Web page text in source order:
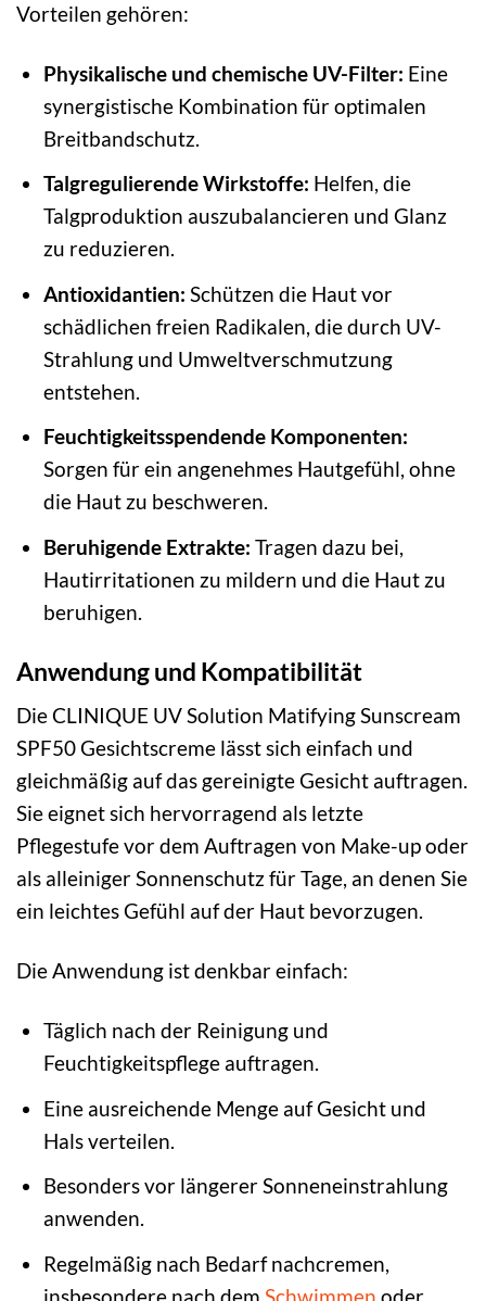
Vorteilen gehören:
Physikalische und chemische UV-Filter: Eine
synergistische Kombination für optimalen
Breitbandschutz.
Talgregulierende Wirkstoffe: Helfen, die
Talgproduktion auszubalancieren und Glanz
zu reduzieren.
Antioxidantien: Schützen die Haut vor
schädlichen freien Radikalen, die durch UV-
Strahlung und Umweltverschmutzung
entstehen.
Feuchtigkeitsspendende Komponenten:
Sorgen für ein angenehmes Hautgefühl, ohne
die Haut zu beschweren.
Beruhigende Extrakte: Tragen dazu bei,
Hautirritationen zu mildern und die Haut zu
beruhigen.
Anwendung und Kompatibilität
Die CLINIQUE UV Solution Matifying Sunscream
SPF50 Gesichtscreme lässt sich einfach und
gleichmäßig auf das gereinigte Gesicht auftragen.
Sie eignet sich hervorragend als letzte
Pflegestufe vor dem Auftragen von Make-up oder
als alleiniger Sonnenschutz für Tage, an denen Sie
ein leichtes Gefühl auf der Haut bevorzugen.
Die Anwendung ist denkbar einfach:
Täglich nach der Reinigung und
Feuchtigkeitspflege auftragen.
Eine ausreichende Menge auf Gesicht und
Hals verteilen.
Besonders vor längerer Sonneneinstrahlung
anwenden.
Regelmäßig nach Bedarf nachcremen,
insbesondere nach dem Schwimmen oder